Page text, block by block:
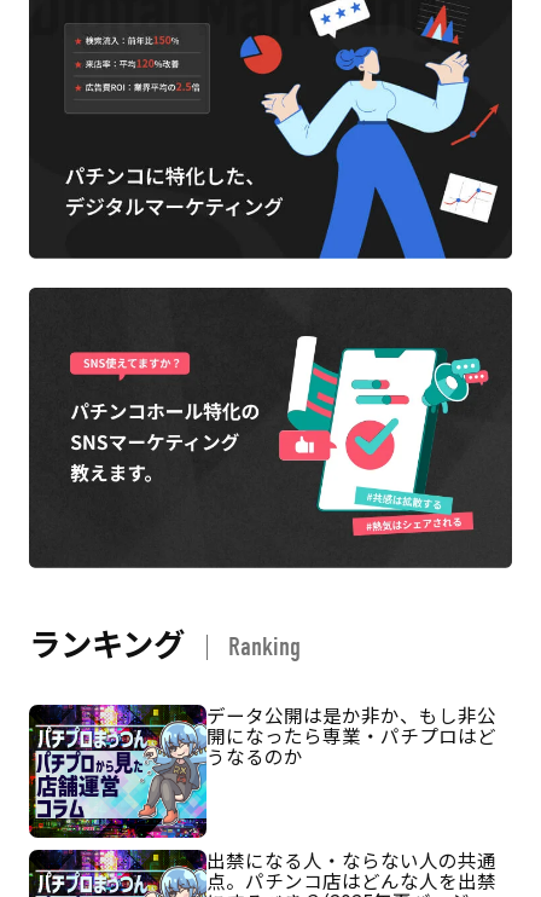
ランキング Ranking
データ公開は是か非か、もし非公
開になったら専業・パチプロはど
うなるのか
出禁になる人・ならない人の共通
点。パチンコ店はどんな人を出禁